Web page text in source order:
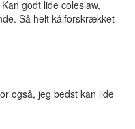
godt lide coleslaw,
Så helt kålforskrækket
også, jeg bedst kan lide